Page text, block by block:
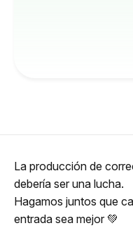
La producción de
debería ser una lucha.
Hagamos juntos que
entrada sea mejor 💚